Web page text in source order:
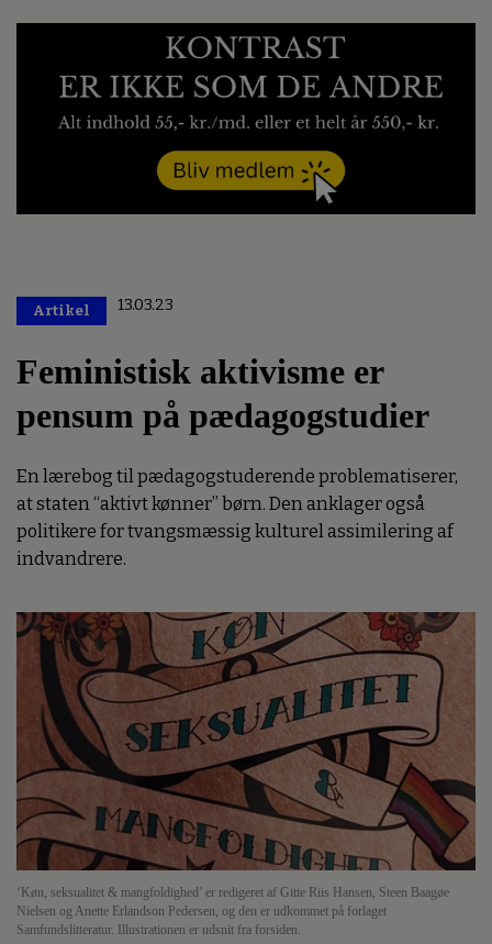
Artikel 13.03.23
Feministisk aktivisme er
pensum på pædagogstudier
En lærebog til pædagogstuderende problematiserer,
at staten “aktivt kønner” børn. Den anklager også
politikere for tvangsmæssig kulturel assimilering af
indvandrere.
‘Køn, seksualitet & mangfoldighed’ er redigeret af Gitte Riis Hansen, Steen Baagøe
Nielsen og Anette Erlandson Pedersen, og den er udkommet på forlaget
Samfundslitteratur. Illustrationen er udsnit fra forsiden.